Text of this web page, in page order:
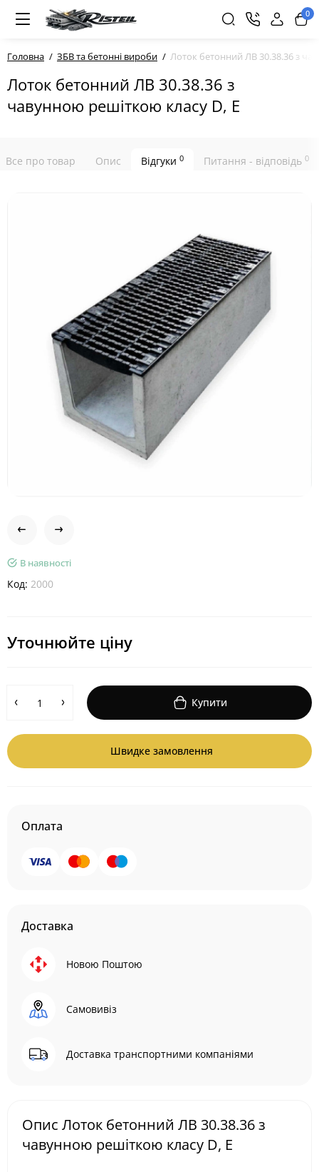
0
Головна ЗБВ та бетонні вироби Лоток бетонний ЛВ 30.38.36 з
Лоток бетонний ЛВ 30.38.36 з
чавунною решіткою класу D, E
Все про товар Опис Відгуки 0 Питання - відповідь 0
В наявності
Код: 2000
Уточнюйте ціну
Купити
Швидке замовлення
Оплата
Доставка
Новою Поштою
Самовивіз
Доставка транспортними компаніями
Опис Лоток бетонний ЛВ 30.38.36 з
чавунною решіткою класу D, E